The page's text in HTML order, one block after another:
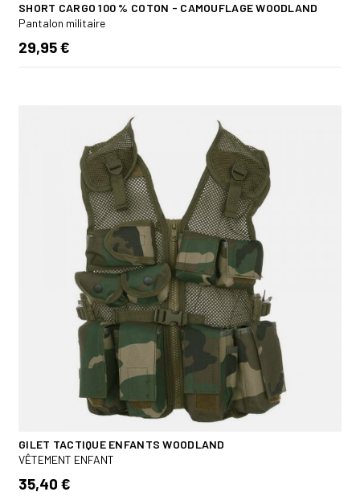
SHORT CARGO 100 % COTON - CAMOUFLAGE WOODLAND
Pantalon militaire
29,95 €
GILET TACTIQUE ENFANTS WOODLAND
VÊTEMENT ENFANT
35,40 €